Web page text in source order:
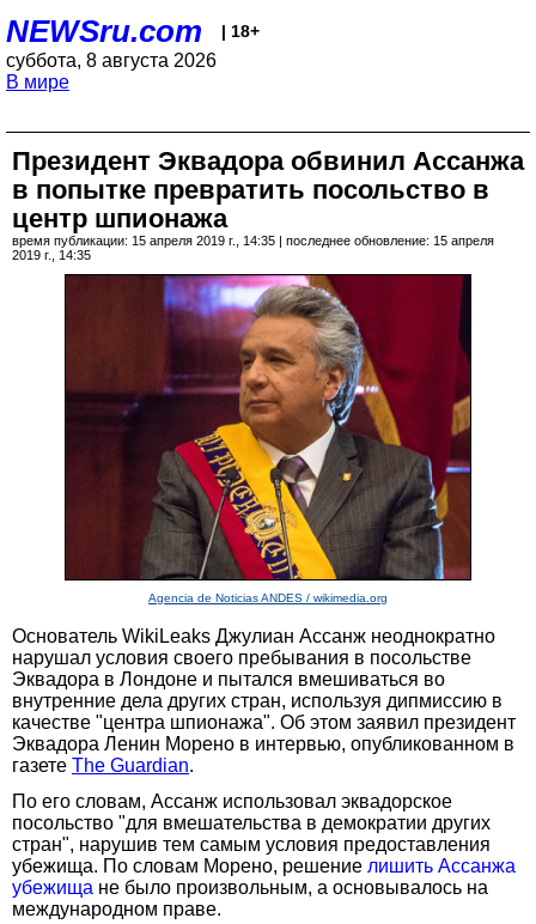
NEWSru.com | 18+
суббота, 8 августа 2026
В мире
Президент Эквадора обвинил Ассанжа
в попытке превратить посольство в
центр шпионажа
время публикации: 15 апреля 2019 г., 14:35 | последнее обновление: 15 апреля
2019 г., 14:35
Agencia de Noticias ANDES / wikimedia.org
Основатель WikiLeaks Джулиан Ассанж неоднократно
нарушал условия своего пребывания в посольстве
Эквадора в Лондоне и пытался вмешиваться во
внутренние дела других стран, используя дипмиссию в
качестве "центра шпионажа". Об этом заявил президент
Эквадора Ленин Морено в интервью, опубликованном в
газете The Guardian.
По его словам, Ассанж использовал эквадорское
посольство "для вмешательства в демократии других
стран", нарушив тем самым условия предоставления
убежища. По словам Морено, решение лишить Ассанжа
убежища не было произвольным, а основывалось на
международном праве.